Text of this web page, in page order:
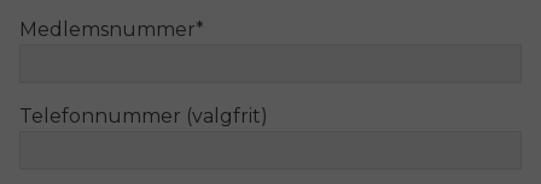
Medlemsnummer*
Telefonnummer (valgfrit)